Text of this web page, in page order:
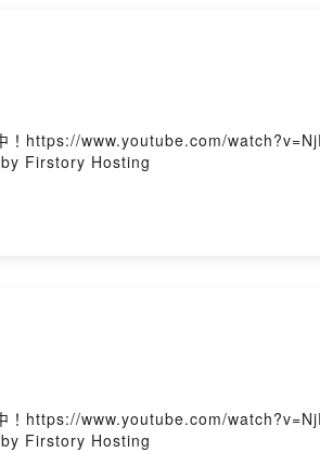
！https://www.youtube.com/
Firstory Hosting
！https://www.youtube.com/
Firstory Hosting